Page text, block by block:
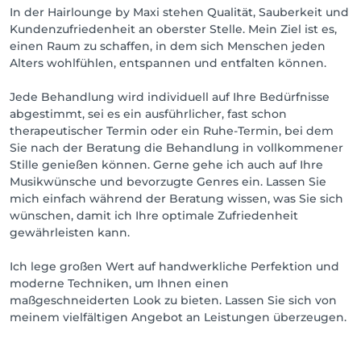
In der Hairlounge by Maxi stehen Qualität, Sauberkeit und
Kundenzufriedenheit an oberster Stelle. Mein Ziel ist es,
einen Raum zu schaffen, in dem sich Menschen jeden
Alters wohlfühlen, entspannen und entfalten können.
Jede Behandlung wird individuell auf Ihre Bedürfnisse
abgestimmt, sei es ein ausführlicher, fast schon
therapeutischer Termin oder ein Ruhe-Termin, bei dem
Sie nach der Beratung die Behandlung in vollkommener
Stille genießen können. Gerne gehe ich auch auf Ihre
Musikwünsche und bevorzugte Genres ein. Lassen Sie
mich einfach während der Beratung wissen, was Sie sich
wünschen, damit ich Ihre optimale Zufriedenheit
gewährleisten kann.
Ich lege großen Wert auf handwerkliche Perfektion und
moderne Techniken, um Ihnen einen
maßgeschneiderten Look zu bieten. Lassen Sie sich von
meinem vielfältigen Angebot an Leistungen überzeugen.